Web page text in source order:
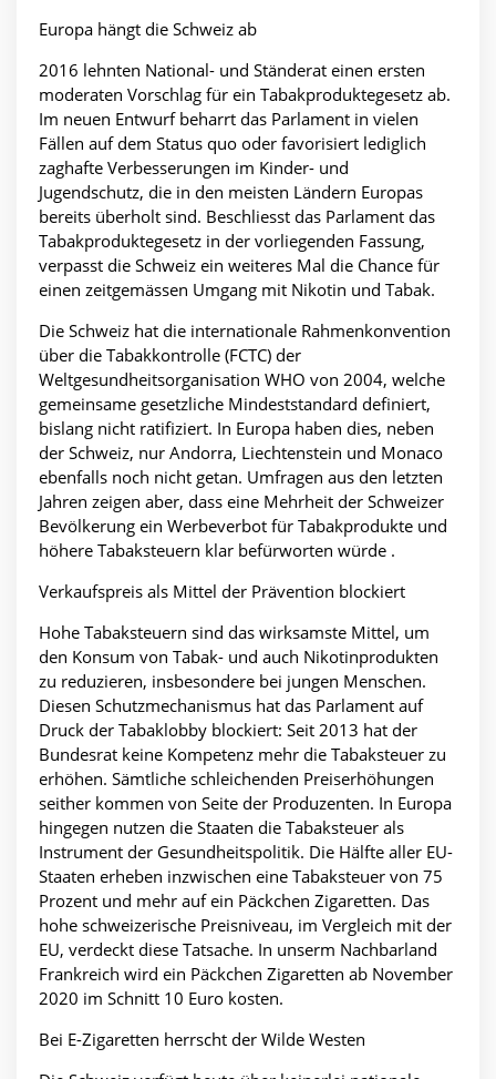
Europa hängt die Schweiz ab
2016 lehnten National- und Ständerat einen ersten
moderaten Vorschlag für ein Tabakproduktegesetz ab.
Im neuen Entwurf beharrt das Parlament in vielen
Fällen auf dem Status quo oder favorisiert lediglich
zaghafte Verbesserungen im Kinder- und
Jugendschutz, die in den meisten Ländern Europas
bereits überholt sind. Beschliesst das Parlament das
Tabakproduktegesetz in der vorliegenden Fassung,
verpasst die Schweiz ein weiteres Mal die Chance für
einen zeitgemässen Umgang mit Nikotin und Tabak.
Die Schweiz hat die internationale Rahmenkonvention
über die Tabakkontrolle (FCTC) der
Weltgesundheitsorganisation WHO von 2004, welche
gemeinsame gesetzliche Mindeststandard definiert,
bislang nicht ratifiziert. In Europa haben dies, neben
der Schweiz, nur Andorra, Liechtenstein und Monaco
ebenfalls noch nicht getan. Umfragen aus den letzten
Jahren zeigen aber, dass eine Mehrheit der Schweizer
Bevölkerung ein Werbeverbot für Tabakprodukte und
höhere Tabaksteuern klar befürworten würde .
Verkaufspreis als Mittel der Prävention blockiert
Hohe Tabaksteuern sind das wirksamste Mittel, um
den Konsum von Tabak- und auch Nikotinprodukten
zu reduzieren, insbesondere bei jungen Menschen.
Diesen Schutzmechanismus hat das Parlament auf
Druck der Tabaklobby blockiert: Seit 2013 hat der
Bundesrat keine Kompetenz mehr die Tabaksteuer zu
erhöhen. Sämtliche schleichenden Preiserhöhungen
seither kommen von Seite der Produzenten. In Europa
hingegen nutzen die Staaten die Tabaksteuer als
Instrument der Gesundheitspolitik. Die Hälfte aller EU-
Staaten erheben inzwischen eine Tabaksteuer von 75
Prozent und mehr auf ein Päckchen Zigaretten. Das
hohe schweizerische Preisniveau, im Vergleich mit der
EU, verdeckt diese Tatsache. In unserm Nachbarland
Frankreich wird ein Päckchen Zigaretten ab November
2020 im Schnitt 10 Euro kosten.
Bei E-Zigaretten herrscht der Wilde Westen